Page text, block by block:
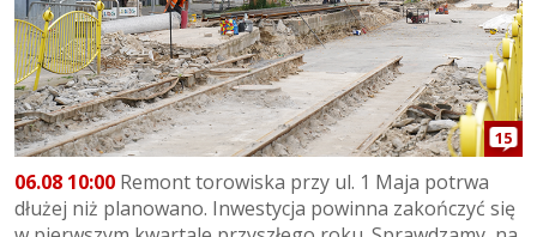
15
06.08 10:00 Remont torowiska przy ul. 1 Maja potrwa
dłużej niż planowano. Inwestycja powinna zakończyć się